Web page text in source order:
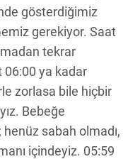
gösterdiğimiz
gerekiyor. Saat
tekrar
06:00 ya kadar
zorlasa bile hiçbir
Bebeğe
sabah olmadı,
içindeyiz. 05:59